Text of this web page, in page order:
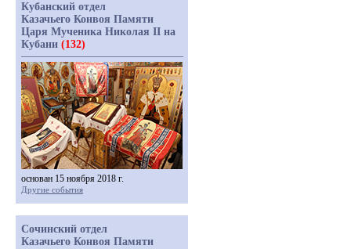
Кубанский отдел
Казачьего Конвоя Памяти
Царя Мученика Николая II на
Кубани (132)
основан 15 ноября 2018 г.
Другие события
Сочинский отдел
Казачьего Конвоя Памяти